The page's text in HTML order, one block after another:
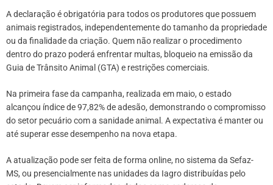
A declaração é obrigatória para todos os produtores que possuem
animais registrados, independentemente do tamanho da propriedade
ou da finalidade da criação. Quem não realizar o procedimento
dentro do prazo poderá enfrentar multas, bloqueio na emissão da
Guia de Trânsito Animal (GTA) e restrições comerciais.
Na primeira fase da campanha, realizada em maio, o estado
alcançou índice de 97,82% de adesão, demonstrando o compromisso
do setor pecuário com a sanidade animal. A expectativa é manter ou
até superar esse desempenho na nova etapa.
A atualização pode ser feita de forma online, no sistema da Sefaz-
MS, ou presencialmente nas unidades da Iagro distribuídas pelo